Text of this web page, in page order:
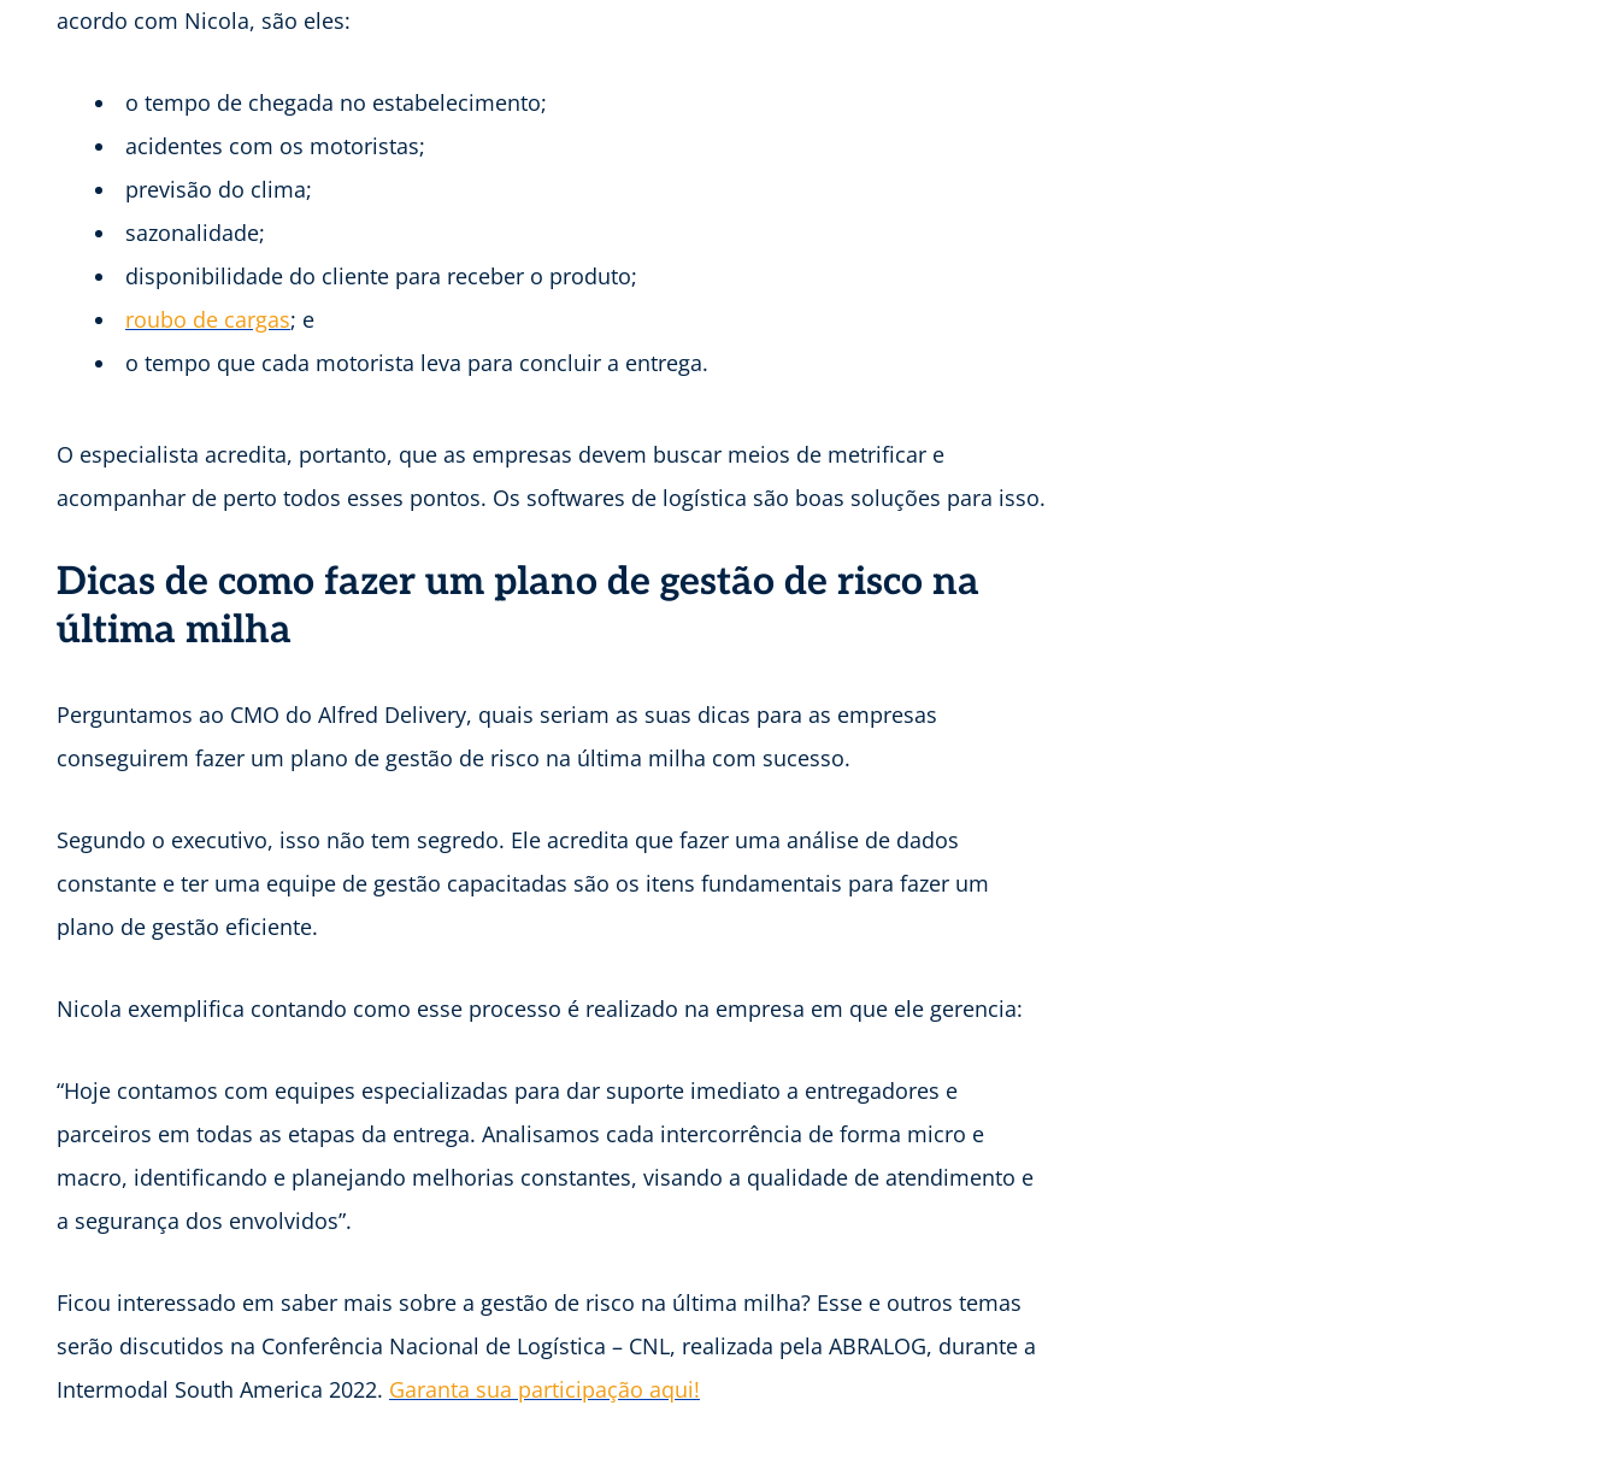
acordo com Nicola, são eles:
o tempo de chegada no estabelecimento;
acidentes com os motoristas;
previsão do clima;
sazonalidade;
disponibilidade do cliente para receber o produto;
roubo de cargas; e
o tempo que cada motorista leva para concluir a entrega.
O especialista acredita, portanto, que as empresas devem buscar meios de metrificar e
acompanhar de perto todos esses pontos. Os softwares de logística são boas soluções para isso.
Dicas de como fazer um plano de gestão de risco na
última milha
Perguntamos ao CMO do Alfred Delivery, quais seriam as suas dicas para as empresas
conseguirem fazer um plano de gestão de risco na última milha com sucesso.
Segundo o executivo, isso não tem segredo. Ele acredita que fazer uma análise de dados
constante e ter uma equipe de gestão capacitadas são os itens fundamentais para fazer um
plano de gestão eficiente.
Nicola exemplifica contando como esse processo é realizado na empresa em que ele gerencia:
“Hoje contamos com equipes especializadas para dar suporte imediato a entregadores e
parceiros em todas as etapas da entrega. Analisamos cada intercorrência de forma micro e
macro, identificando e planejando melhorias constantes, visando a qualidade de atendimento e
a segurança dos envolvidos”.
Ficou interessado em saber mais sobre a gestão de risco na última milha? Esse e outros temas
serão discutidos na Conferência Nacional de Logística – CNL, realizada pela ABRALOG, durante a
Intermodal South America 2022. Garanta sua participação aqui!